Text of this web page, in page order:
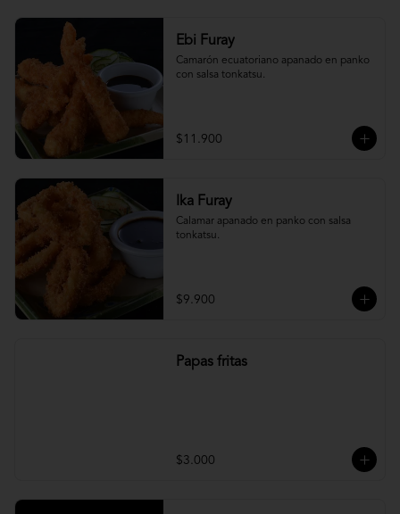
Ebi Furay
Camarón ecuatoriano apanado en panko
con salsa tonkatsu.
$11.900
Ika Furay
Calamar apanado en panko con salsa
tonkatsu.
$9.900
Papas fritas
$3.000